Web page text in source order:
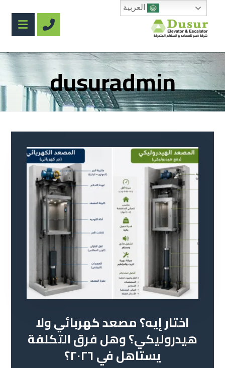
dusuradmin
اختار إيه؟ مصعد كهربائي ولا
هيدروليكي؟ وهل فرق التكلفة
يستاهل في ٢٠٢٦؟
العربية